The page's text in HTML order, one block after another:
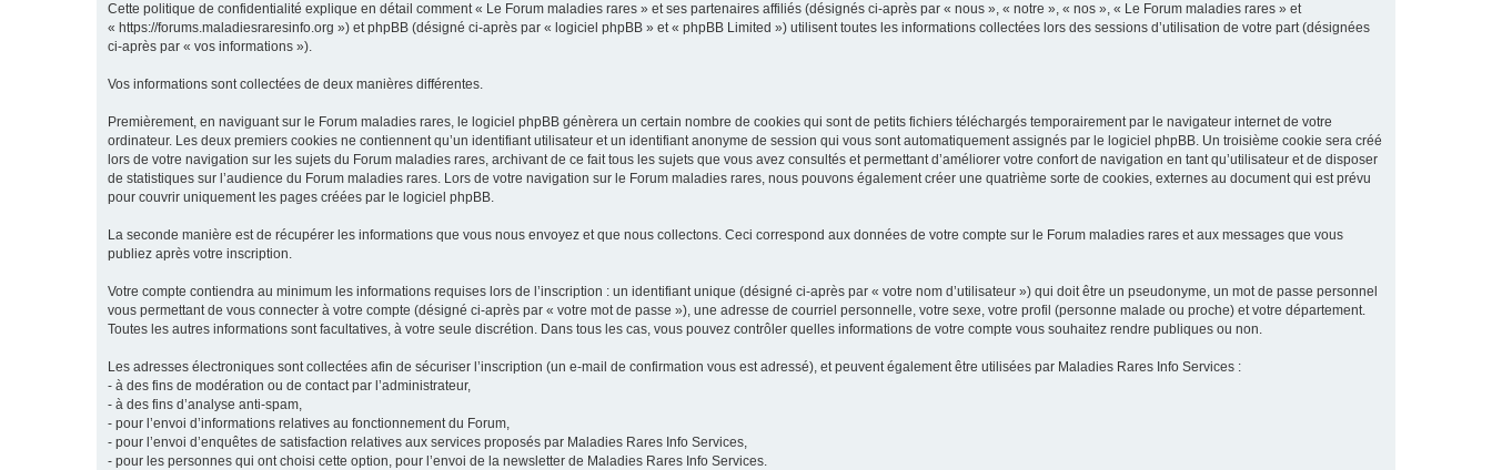
Cette politique de confidentialité explique en détail comment « Le Forum maladies rares » et ses partenaires affiliés (désignés ci-après par « nous », « notre », « nos », « Le Forum maladies rares » et
« https://forums.maladiesraresinfo.org ») et phpBB (désigné ci-après par « logiciel phpBB » et « phpBB Limited ») utilisent toutes les informations collectées lors des sessions d’utilisation de votre part (désignées
ci-après par « vos informations »).
Vos informations sont collectées de deux manières différentes.
Premièrement, en naviguant sur le Forum maladies rares, le logiciel phpBB génèrera un certain nombre de cookies qui sont de petits fichiers téléchargés temporairement par le navigateur internet de votre
ordinateur. Les deux premiers cookies ne contiennent qu’un identifiant utilisateur et un identifiant anonyme de session qui vous sont automatiquement assignés par le logiciel phpBB. Un troisième cookie sera créé
lors de votre navigation sur les sujets du Forum maladies rares, archivant de ce fait tous les sujets que vous avez consultés et permettant d’améliorer votre confort de navigation en tant qu’utilisateur et de disposer
de statistiques sur l’audience du Forum maladies rares. Lors de votre navigation sur le Forum maladies rares, nous pouvons également créer une quatrième sorte de cookies, externes au document qui est prévu
pour couvrir uniquement les pages créées par le logiciel phpBB.
La seconde manière est de récupérer les informations que vous nous envoyez et que nous collectons. Ceci correspond aux données de votre compte sur le Forum maladies rares et aux messages que vous
publiez après votre inscription.
Votre compte contiendra au minimum les informations requises lors de l’inscription : un identifiant unique (désigné ci-après par « votre nom d’utilisateur ») qui doit être un pseudonyme, un mot de passe personnel
vous permettant de vous connecter à votre compte (désigné ci-après par « votre mot de passe »), une adresse de courriel personnelle, votre sexe, votre profil (personne malade ou proche) et votre département.
Toutes les autres informations sont facultatives, à votre seule discrétion. Dans tous les cas, vous pouvez contrôler quelles informations de votre compte vous souhaitez rendre publiques ou non.
Les adresses électroniques sont collectées afin de sécuriser l’inscription (un e-mail de confirmation vous est adressé), et peuvent également être utilisées par Maladies Rares Info Services :
- à des fins de modération ou de contact par l’administrateur,
- à des fins d’analyse anti-spam,
- pour l’envoi d’informations relatives au fonctionnement du Forum,
- pour l’envoi d’enquêtes de satisfaction relatives aux services proposés par Maladies Rares Info Services,
- pour les personnes qui ont choisi cette option, pour l’envoi de la newsletter de Maladies Rares Info Services.